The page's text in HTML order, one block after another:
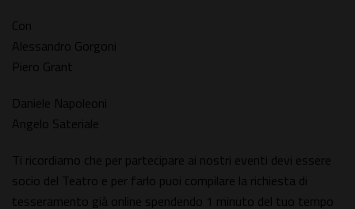
Con
Alessandro Gorgoni
Piero Grant
Daniele Napoleoni
Angelo Sateriale
Ti ricordiamo che per partecipare ai nostri eventi devi essere
socio del Teatro e per farlo puoi compilare la richiesta di
tesseramento già online spendendo 1 minuto del tuo tempo